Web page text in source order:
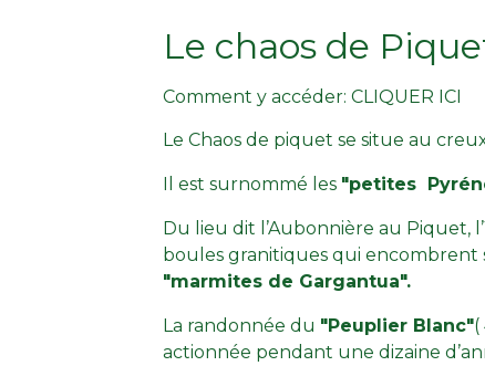
Le chaos de
Comment y accéder: CLIQUER ICI
Le Chaos de piquet se situe au
Il est surnommé les "petites
Du lieu dit l’Aubonnière au Piquet,
boules granitiques qui encombrent
"marmites de Gargantua".
La randonnée du "Peuplier Blanc"(
actionnée pendant une dizaine